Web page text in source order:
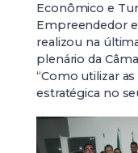
Econômico e
Empreendedor
realizou na
plenário da
“Como utilizar
estratégica no